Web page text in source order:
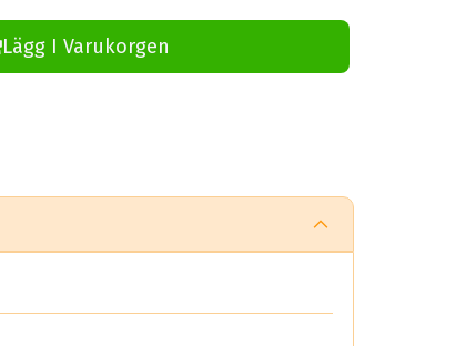
Lägg I Varukorgen